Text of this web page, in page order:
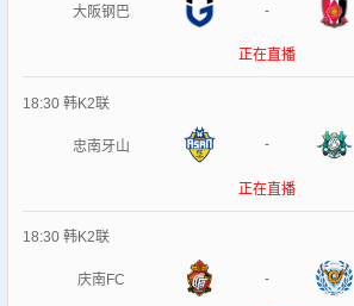
大阪钢巴 -
正在直播
18:30 韩K2联
忠南牙山 -
正在直播
18:30 韩K2联
庆南FC -